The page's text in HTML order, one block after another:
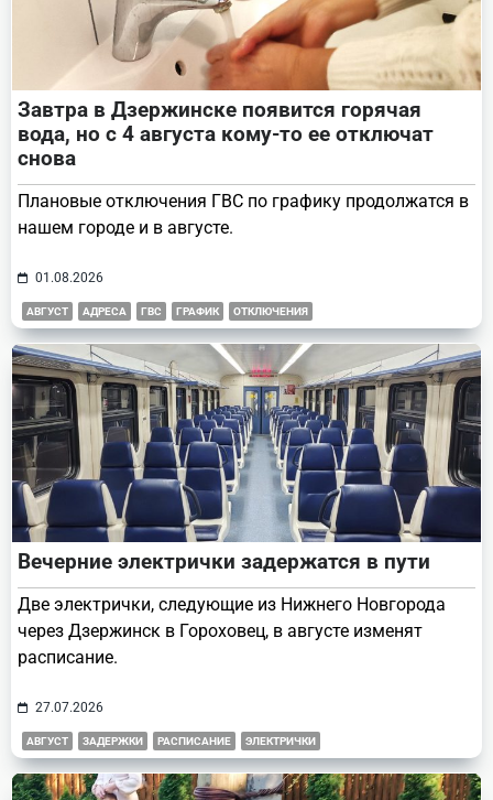
Завтра в Дзержинске появится горячая
вода, но с 4 августа кому-то ее отключат
снова
Плановые отключения ГВС по графику продолжатся в
нашем городе и в августе.
01.08.2026
АВГУСТ АДРЕСА ГВС ГРАФИК ОТКЛЮЧЕНИЯ
Вечерние электрички задержатся в пути
Две электрички, следующие из Нижнего Новгорода
через Дзержинск в Гороховец, в августе изменят
расписание.
27.07.2026
АВГУСТ ЗАДЕРЖКИ РАСПИСАНИЕ ЭЛЕКТРИЧКИ